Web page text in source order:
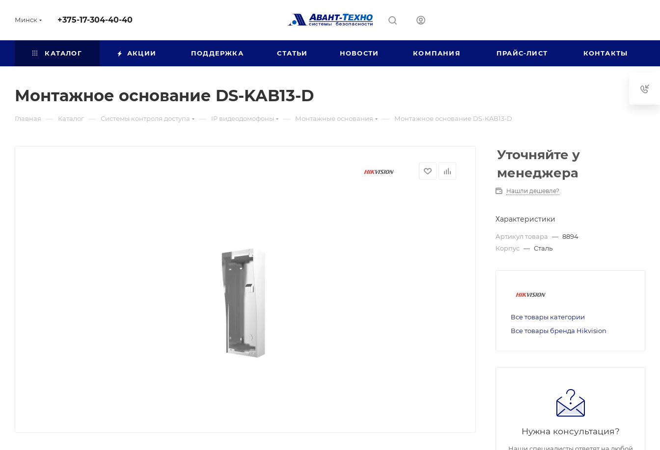
Минск +375-17-304-40-40
КАТАЛОГ АКЦИИ ПОДДЕРЖКА СТАТЬИ НОВОСТИ КОМПАНИЯ ПРАЙС-ЛИСТ КОНТАКТЫ
Монтажное основание DS-KAB13-D
Главная — Каталог — Системы контроля доступа — IP видеодомофоны — Монтажные основания — Монтажное основание DS-KAB13-D
Уточняйте у
менеджера
Нашли дешевле?
Характеристики
Артикул товара — 8894
Корпус — Сталь
Все товары категории
Все товары бренда Hikvision
Нужна консультация?